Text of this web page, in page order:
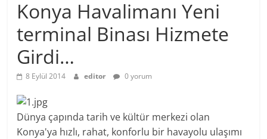
Konya Havalimanı Yeni
terminal Binası Hizmete
Girdi…
8 Eylül 2014 editor 0 yorum
Dünya çapında tarih ve kültür merkezi olan
Konya'ya hızlı, rahat, konforlu bir havayolu ulaşımı